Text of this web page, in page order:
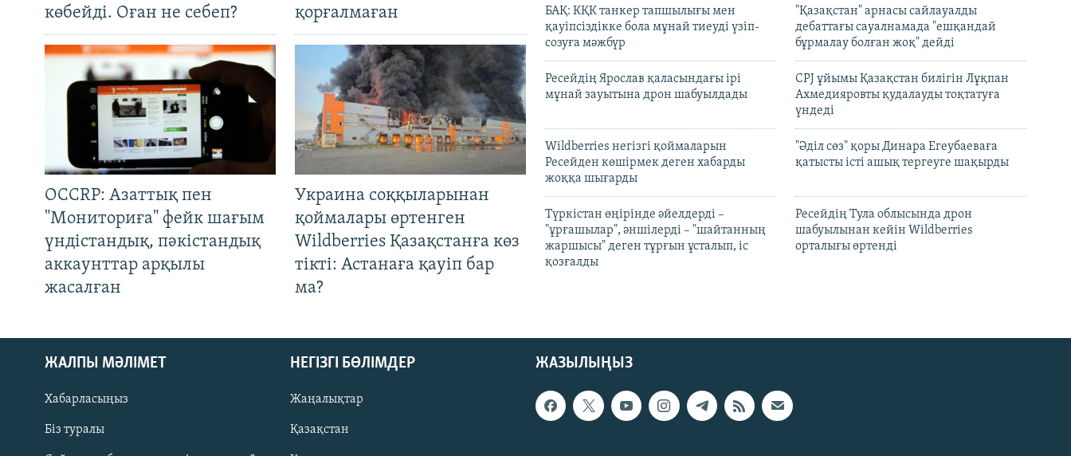
көбейді. Оған не себеп?
қорғалмаған
OCCRP: Азаттық пен
"Мониториға" фейк шағым
үндістандық, пәкістандық
аккаунттар арқылы
жасалған
Украина соққыларынан
қоймалары өртенген
Wildberries Қазақстанға көз
тікті: Астанаға қауіп бар
ма?
БАҚ: КҚК танкер тапшылығы мен
қауіпсіздікке бола мұнай тиеуді үзіп-
созуға мәжбүр
"Қазақстан" арнасы сайлауалды
дебаттағы сауалнамада "ешқандай
бұрмалау болған жоқ" дейді
Ресейдің Ярослав қаласындағы ірі
мұнай зауытына дрон шабуылдады
CPJ ұйымы Қазақстан билігін Лұқпан
Ахмедияровты қудалауды тоқтатуға
үндеді
Wildberries негізгі қоймаларын
Ресейден көшірмек деген хабарды
жоққа шығарды
"Әділ сөз" қоры Динара Егеубаеваға
қатысты істі ашық тергеуге шақырды
Түркістан өңірінде әйелдерді –
"ұрғашылар", әншілерді – "шайтанның
жаршысы" деген тұрғын ұсталып, іс
қозғалды
Ресейдің Тула облысында дрон
шабуылынан кейін Wildberries
орталығы өртенді
ЖАЗЫЛЫҢЫЗ
ЖАЛПЫ МӘЛІМЕТ
Хабарласыңыз
Біз туралы
НЕГІЗГІ БӨЛІМДЕР
Жаңалықтар
Қазақстан